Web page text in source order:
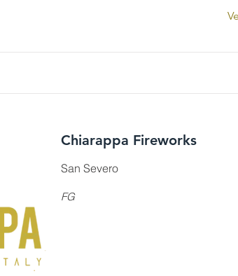
Chiarappa Fireworks
San Severo
FG